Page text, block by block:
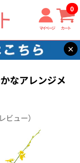
マイページ カート
0
×
越し祝い】ひまわりと
なアレンジメ
ビュー）